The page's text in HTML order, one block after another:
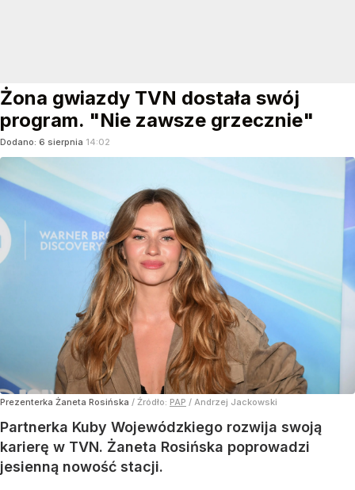
Żona gwiazdy TVN dostała swój
program. "Nie zawsze grzecznie"
Dodano: 6 sierpnia 14:02
Prezenterka Żaneta Rosińska / Źródło: PAP / Andrzej Jackowski
Partnerka Kuby Wojewódzkiego rozwija swoją
karierę w TVN. Żaneta Rosińska poprowadzi
jesienną nowość stacji.